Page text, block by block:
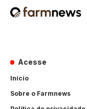
Acesse
Início
Sobre o Farmnews